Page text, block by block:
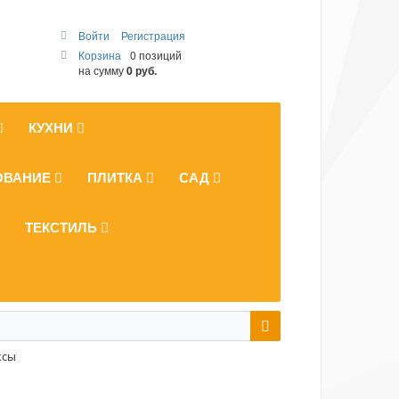
Войти
Регистрация
Корзина
0 позиций
на сумму0 руб.
КУХНИ
ПЛИТКА САД
ТЕКСТИЛЬ